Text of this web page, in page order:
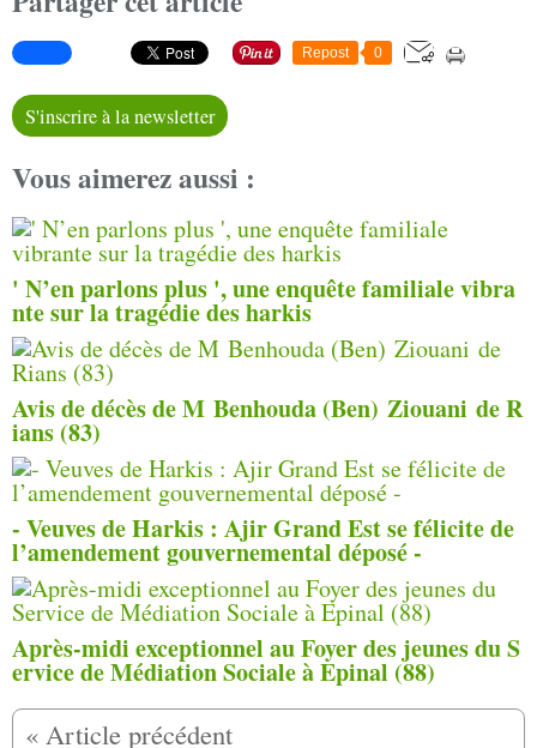
Repost 0
S'inscrire à la newsletter
Vous aimerez aussi :
' N’en parlons plus ', une enquête familiale vibra
nte sur la tragédie des harkis
Avis de décès de M Benhouda (Ben) Ziouani de R
ians (83)
- Veuves de Harkis : Ajir Grand Est se félicite de
l’amendement gouvernemental déposé -
Après-midi exceptionnel au Foyer des jeunes du S
ervice de Médiation Sociale à Epinal (88)